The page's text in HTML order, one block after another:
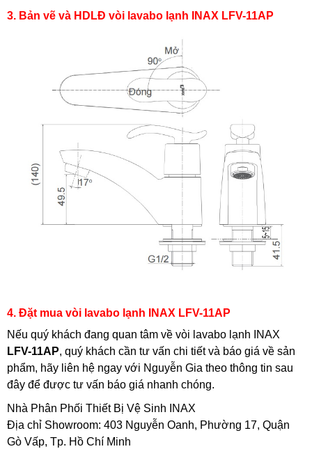
3. Bản vẽ và HDLĐ vòi lavabo lạnh INAX LFV-11AP
4. Đặt mua vòi lavabo lạnh INAX LFV-11AP
Nếu quý khách đang quan tâm về vòi lavabo lạnh INAX
LFV-11AP, quý khách cần tư vấn chi tiết và báo giá về sản
phẩm, hãy liên hệ ngay với Nguyễn Gia theo thông tin sau
đây để được tư vấn báo giá nhanh chóng.
Nhà Phân Phối Thiết Bị Vệ Sinh INAX
Địa chỉ Showroom: 403 Nguyễn Oanh, Phường 17, Quận
Gò Vấp, Tp. Hồ Chí Minh